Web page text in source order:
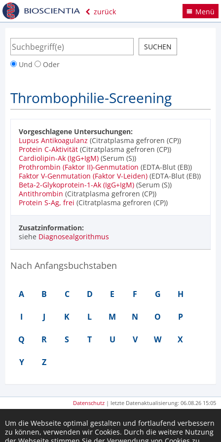
zurück Menü
Und Oder
Thrombophilie-Screening
Vorgeschlagene Untersuchungen:
Lupus Antikoagulanz (Citratplasma gefroren (CP))
Protein C-Aktivität (Citratplasma gefroren (CP))
Cardiolipin-Ak (IgG+IgM) (Serum (S))
Prothrombin (Faktor II)-Genmutation (EDTA-Blut (EB))
Faktor V-Genmutation (Faktor V-Leiden) (EDTA-Blut (EB))
Beta-2-Glykoprotein-1-Ak (IgG+IgM) (Serum (S))
Antithrombin (Citratplasma gefroren (CP))
Protein S-Ag, frei (Citratplasma gefroren (CP))
Zusatzinformation:
siehe Diagnosealgorithmus
Nach Anfangsbuchstaben
A B C D E F G H
I J K L M N O P
Q R S T U V W X
Y Z
Datenschutz | letzte Datenaktualisierung: 06.08.26 15:05
Um die Webseite optimal gestalten und fortlaufend verbessern
zu können, verwenden wir Cookies. Durch die weitere Nutzung